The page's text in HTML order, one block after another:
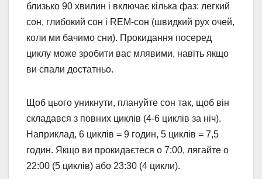
близько 90 хвилин і включає кілька фаз: легкий
сон, глибокий сон і REM-сон (швидкий рух очей,
коли ми бачимо сни). Прокидання посеред
циклу може зробити вас млявими, навіть якщо
ви спали достатньо.
Щоб цього уникнути, плануйте сон так, щоб він
складався з повних циклів (4-6 циклів за ніч).
Наприклад, 6 циклів = 9 годин, 5 циклів = 7,5
годин. Якщо ви прокидаєтеся о 7:00, лягайте о
22:00 (5 циклів) або 23:30 (4 цикли).